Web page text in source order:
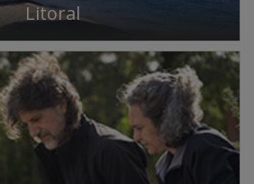
Litoral